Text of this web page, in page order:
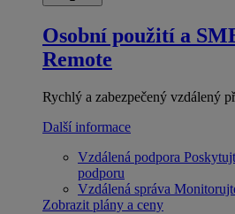
Osobní použití a
Remote
Rychlý a zabezpečený vzdálený
Další informace
Vzdálená podpora
podporu
Vzdálená správa
Zobrazit plány a ceny